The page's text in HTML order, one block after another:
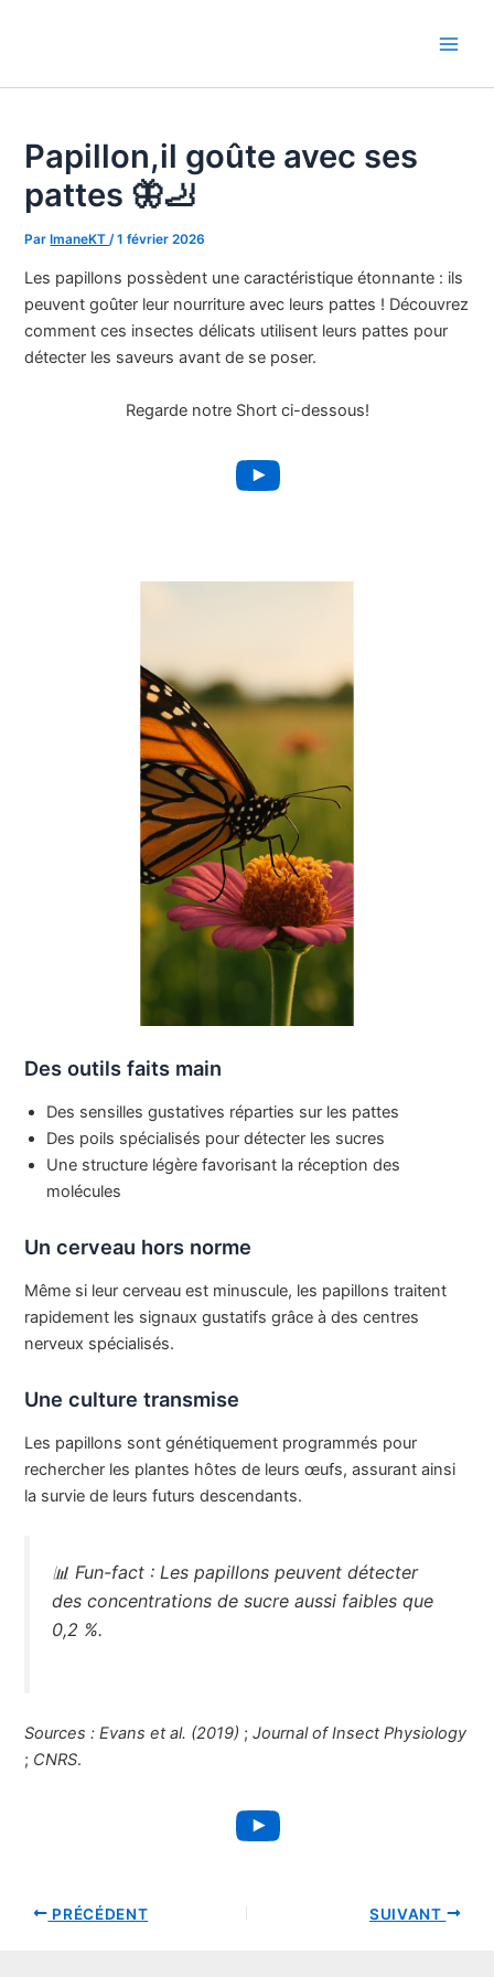
Papillon,il goûte avec ses
pattes 🦋🦶
ParImaneKT /1 février 2026
Les papillons possèdent une caractéristique étonnante : ils
peuvent goûter leur nourriture avec leurs pattes ! Découvrez
comment ces insectes délicats utilisent leurs pattes pour
détecter les saveurs avant de se poser.
Regarde notre Short ci-dessous!
YouTube
Des outils faits main
Des sensilles gustatives réparties sur les pattes
Des poils spécialisés pour détecter les sucres
Une structure légère favorisant la réception des
molécules
Un cerveau hors norme
Même si leur cerveau est minuscule, les papillons traitent
rapidement les signaux gustatifs grâce à des centres
nerveux spécialisés.
Une culture transmise
Les papillons sont génétiquement programmés pour
rechercher les plantes hôtes de leurs œufs, assurant ainsi
la survie de leurs futurs descendants.
📊 Fun-fact : Les papillons peuvent détecter
des concentrations de sucre aussi faibles que
0,2 %.
Sources : Evans et al. (2019) ;Journal of Insect Physiology
; CNRS.
YouTube
PRÉCÉDENT SUIVANT